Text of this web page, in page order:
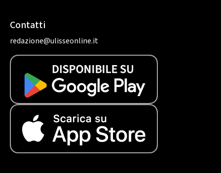
Contatti
redazione@ulisseonline.it